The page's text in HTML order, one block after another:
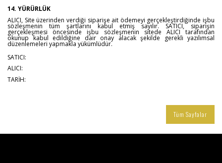
14. YÜRÜRLÜK
ALICI, Site üzerinden verdiği siparişe ait ödemeyi gerçekleştirdiğinde işbu
sözleşmenin tüm şartlarını kabul etmiş sayılır. SATICI, siparişin
gerçekleşmesi öncesinde işbu sözleşmenin sitede ALICI tarafından
okunup kabul edildiğine dair onay alacak şekilde gerekli yazılımsal
düzenlemeleri yapmakla yükümlüdür.
SATICI:
ALICI:
TARİH:
Tüm Sayfalar